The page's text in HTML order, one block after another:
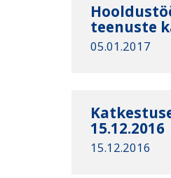
teenuste
05.01.2017
15.12.2016
15.12.2016